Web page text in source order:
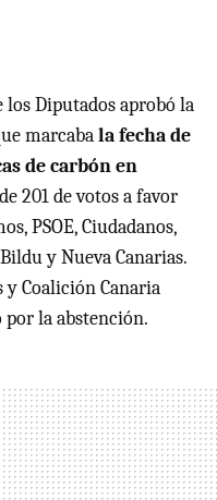
los Diputados aprobó la
marcabala fecha de
de carbón en
201 de votos a favor
PSOE, Ciudadanos,
y Nueva Canarias.
y Coalición Canaria
la abstención.